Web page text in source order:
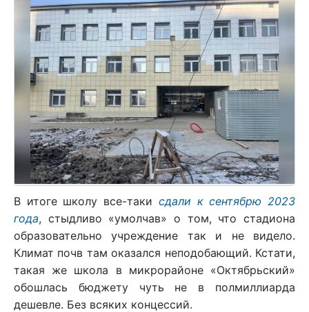
В итоге школу все-таки сдали к сентябрю 2023
года, стыдливо «умолчав» о том, что стадиона
образовательно учреждение так и не видело.
Климат почв там оказался неподобающий. Кстати,
такая же школа в микрорайоне «Октябрьский»
обошлась бюджету чуть не в полмиллиарда
дешевле. Без всяких концессий.